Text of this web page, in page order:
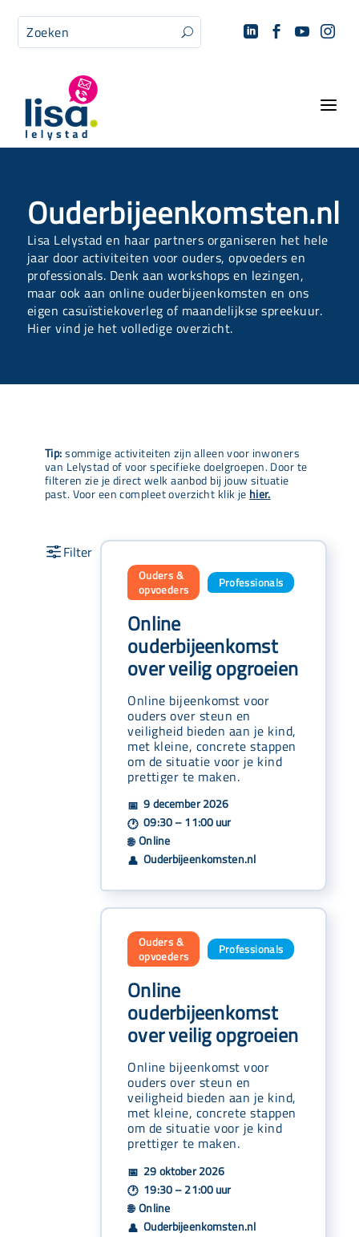
U    
a
Ouderbijeenkomsten.nl
Lisa Lelystad en haar partners organiseren het hele
jaar door activiteiten voor ouders, opvoeders en
professionals. Denk aan workshops en lezingen,
maar ook aan online ouderbijeenkomsten en ons
eigen casuïstiekoverleg of maandelijkse spreekuur.
Hier vind je het volledige overzicht.
Tip:sommige activiteiten zijn alleen voor inwoners
van Lelystad of voor specifieke doelgroepen. Door te
filteren zie je direct welk aanbod bij jouw situatie
past. Voor een compleet overzicht klik je hier.
Ouders &
opvoeders
Professionals
Online
ouderbijeenkomst
over veilig opgroeien
Online bijeenkomst voor
ouders over steun en
veiligheid bieden aan je kind,
met kleine, concrete stappen
om de situatie voor je kind
prettiger te maken.
📅 9 december 2026
🕐 09:30 – 11:00 uur
🌐 Online
👤 Ouderbijeenkomsten.nl
Ouders &
opvoeders
Professionals
Online
ouderbijeenkomst
over veilig opgroeien
Online bijeenkomst voor
ouders over steun en
veiligheid bieden aan je kind,
met kleine, concrete stappen
om de situatie voor je kind
prettiger te maken.
📅 29 oktober 2026
🕐 19:30 – 21:00 uur
🌐 Online
👤 Ouderbijeenkomsten.nl